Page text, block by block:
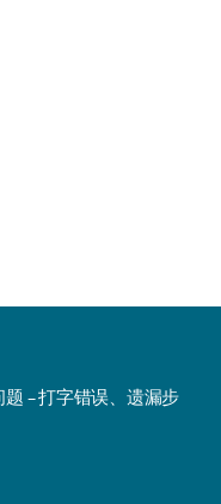
– 打字错误、遗漏步